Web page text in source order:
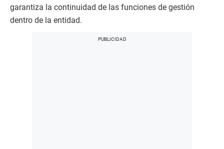
garantiza la continuidad de las funciones de gestión
dentro de la entidad.